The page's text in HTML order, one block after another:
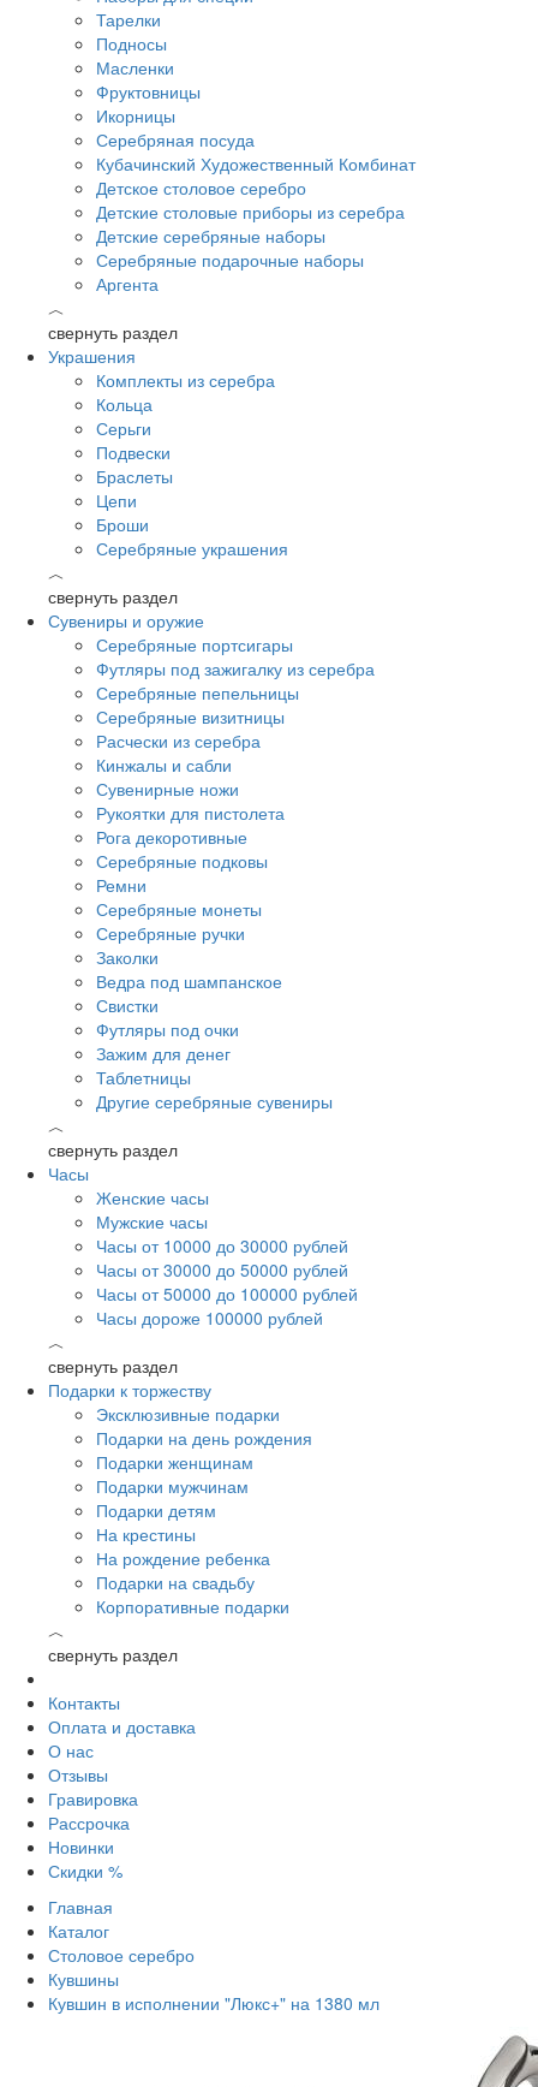
Тарелки
Подносы
Масленки
Фруктовницы
Икорницы
Серебряная посуда
Кубачинский Художественный Комбинат
Детское столовое серебро
Детские столовые приборы из серебра
Детские серебряные наборы
Серебряные подарочные наборы
Аргента
︿
свернуть раздел
Украшения
Комплекты из серебра
Кольца
Серьги
Подвески
Браслеты
Цепи
Броши
Серебряные украшения
︿
свернуть раздел
Сувениры и оружие
Серебряные портсигары
Футляры под зажигалку из серебра
Серебряные пепельницы
Серебряные визитницы
Расчески из серебра
Кинжалы и сабли
Сувенирные ножи
Рукоятки для пистолета
Рога декоротивные
Серебряные подковы
Ремни
Серебряные монеты
Серебряные ручки
Заколки
Ведра под шампанское
Свистки
Футляры под очки
Зажим для денег
Таблетницы
Другие серебряные сувениры
︿
свернуть раздел
Часы
Женские часы
Мужские часы
Часы от 10000 до 30000 рублей
Часы от 30000 до 50000 рублей
Часы от 50000 до 100000 рублей
Часы дороже 100000 рублей
︿
свернуть раздел
Подарки к торжеству
Эксклюзивные подарки
Подарки на день рождения
Подарки женщинам
Подарки мужчинам
Подарки детям
На крестины
На рождение ребенка
Подарки на свадьбу
Корпоративные подарки
︿
свернуть раздел
Контакты
Оплата и доставка
О нас
Отзывы
Гравировка
Рассрочка
Новинки
Скидки %
Главная
Каталог
Столовое серебро
Кувшины
Кувшин в исполнении "Люкс+" на 1380 мл